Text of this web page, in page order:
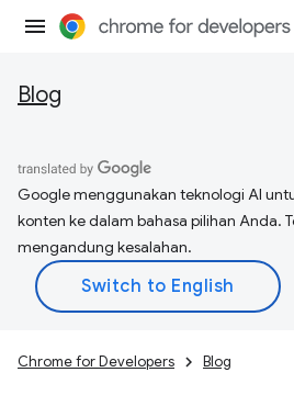
Blog
Google menggunakan teknologi AI
konten ke dalam bahasa pilihan Anda.
mengandung kesalahan.
Chrome for Developers Blog